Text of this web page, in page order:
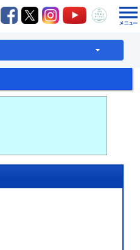
八千代町LINE
八千代町Facebook
八千代町X八千代町Instagram
八千代町八千代